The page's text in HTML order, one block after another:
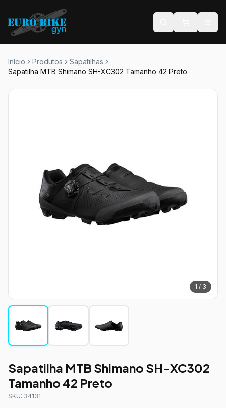
Início Produtos
Sapatilhas
Sapatilha MTB Shimano SH-XC302 Tamanho 42 Preto
1 / 3
Sapatilha MTB Shimano SH-XC302
Tamanho 42 Preto
SKU: 34131